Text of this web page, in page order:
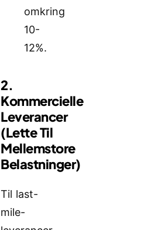
omkring
10-
12%.
2.
Kommercielle
Leverancer
(lette Til
Mellemstore
Belastninger)
Til last-
mile-